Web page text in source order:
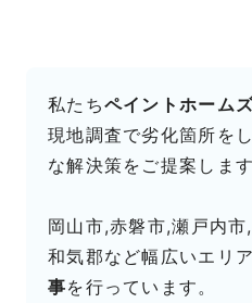
私たちペイントホーム
現地調査で劣化箇所を
な解決策をご提案します
岡山市,赤磐市,瀬戸内
和気郡など幅広いエリ
事を行っています。